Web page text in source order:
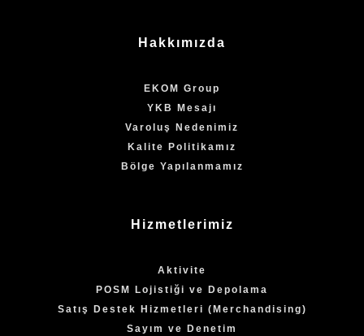
Hakkımızda
EKOM Group
YKB Mesajı
Varoluş Nedenimiz
Kalite Politikamız
Bölge Yapılanmamız
Hizmetlerimiz
Aktivite
POSM Lojistiği ve Depolama
Satış Destek Hizmetleri (Merchandising)
Sayım ve Denetim